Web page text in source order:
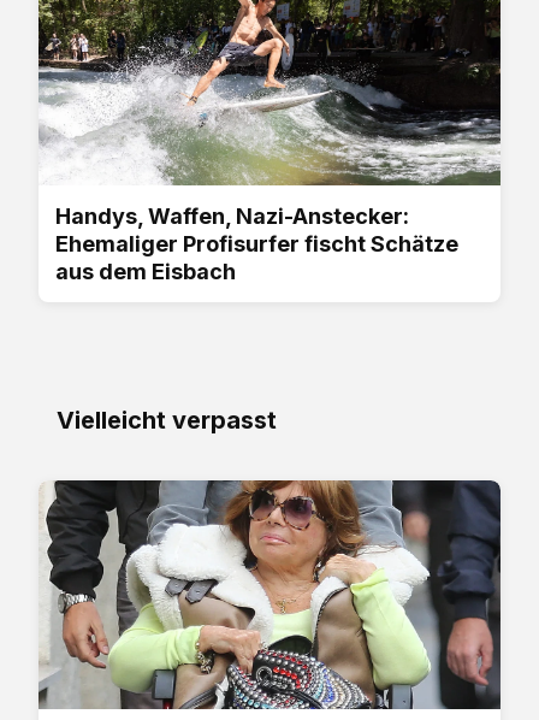
Handys, Waffen, Nazi-Anstecker:
Ehemaliger Profisurfer fischt Schätze
aus dem Eisbach
Vielleicht verpasst